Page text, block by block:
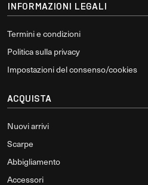
INFORMAZIONI LEGALI
Termini e condizioni
Politica sulla privacy
Impostazioni del consenso/cookies
ACQUISTA
Nuovi arrivi
Scarpe
Abbigliamento
Accessori